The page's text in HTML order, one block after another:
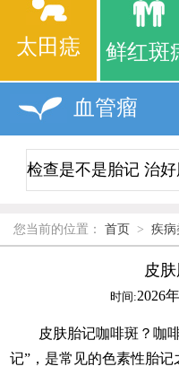
太田痣 鲜红斑
血管瘤
您当前的位置： 首页 > 疾病
皮
时间:2026
皮肤胎记咖啡斑？咖啡
记”，是常见的色素性胎记